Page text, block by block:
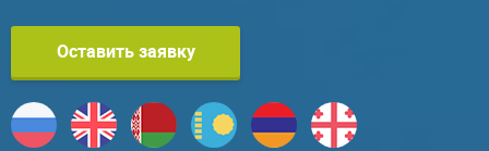
Оставить заявку